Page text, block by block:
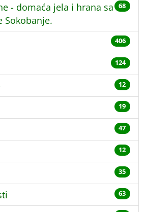
- domaća jela i hrana sa
Sokobanje.
68
406
124
12
19
47
12
35
63